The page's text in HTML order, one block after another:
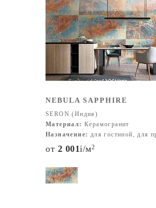
стандарты качества и открытость к
оставаться надежным партнером в
архитектуры.
NEBULA SAPPHIRE
SERON (Индия)
Материал: Керамогранит
Назначение: для гостиной, для
от 2 001i/м2